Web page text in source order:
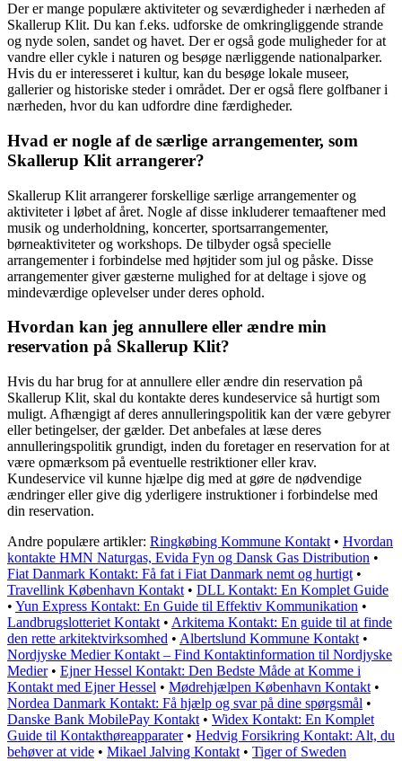
Der er mange populære aktiviteter og seværdigheder i nærheden af ​​
Skallerup Klit. Du kan f.eks. udforske de omkringliggende strande
og nyde solen, sandet og havet. Der er også gode muligheder for at
vandre eller cykle i naturen og besøge nærliggende nationalparker.
Hvis du er interesseret i kultur, kan du besøge lokale museer,
gallerier og historiske steder i området. Der er også flere golfbaner i
nærheden, hvor du kan udfordre dine færdigheder.
Hvad er nogle af de særlige arrangementer, som
Skallerup Klit arrangerer?
Skallerup Klit arrangerer forskellige særlige arrangementer og
aktiviteter i løbet af året. Nogle af disse inkluderer temaaftener med
musik og underholdning, koncerter, sportsarrangementer,
børneaktiviteter og workshops. De tilbyder også specielle
arrangementer i forbindelse med højtider som jul og påske. Disse
arrangementer giver gæsterne mulighed for at deltage i sjove og
mindeværdige oplevelser under deres ophold.
Hvordan kan jeg annullere eller ændre min
reservation på Skallerup Klit?
Hvis du har brug for at annullere eller ændre din reservation på
Skallerup Klit, skal du kontakte deres kundeservice så hurtigt som
muligt. Afhængigt af deres annulleringspolitik kan der være gebyrer
eller betingelser, der gælder. Det anbefales at læse deres
annulleringspolitik grundigt, inden du foretager en reservation for at
være opmærksom på eventuelle restriktioner eller krav.
Kundeservice vil kunne hjælpe dig med at gøre de nødvendige
ændringer eller give dig yderligere instruktioner i forbindelse med
din reservation.
Andre populære artikler: Ringkøbing Kommune Kontakt • Hvordan
kontakte HMN Naturgas, Evida Fyn og Dansk Gas Distribution •
Fiat Danmark Kontakt: Få fat i Fiat Danmark nemt og hurtigt •
Travellink København Kontakt • DLL Kontakt: En Komplet Guide
• Yun Express Kontakt: En Guide til Effektiv Kommunikation •
Landbrugslotteriet Kontakt • Arkitema Kontakt: En guide til at finde
den rette arkitektvirksomhed • Albertslund Kommune Kontakt •
Nordjyske Medier Kontakt – Find Kontaktinformation til Nordjyske
Medier• Ejner Hessel Kontakt: Den Bedste Måde at Komme i
Kontakt med Ejner Hessel • Mødrehjælpen København Kontakt •
Nordea Danmark Kontakt: Få hjælp og svar på dine spørgsmål •
Danske Bank MobilePay Kontakt • Widex Kontakt: En Komplet
Guide til Kontakthøreapparater• Hedvig Forsikring Kontakt: Alt, du
behøver at vide • Mikael Jalving Kontakt • Tiger of Sweden